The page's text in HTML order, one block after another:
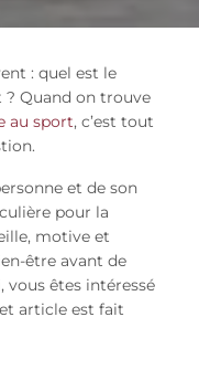
: quel est le
Quand on trouve
au sport, c’est tout
et de son
pour la
motive et
être avant de
vous êtes intéressé
article est fait